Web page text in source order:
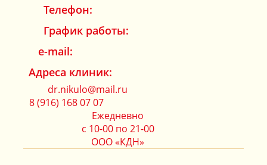
ЗАПИСАТЬСЯ НА КОНСУЛЬТАЦИЮ
Телефон:
График работы:
e-mail:
Адреса клиник:
dr.nikulo@mail.ru
8 (916) 168 07 07
Ежедневно
с 10-00 по 21-00
ООО «КДН»